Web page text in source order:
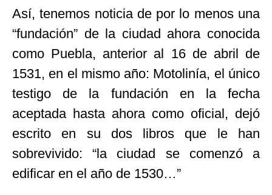
Así, tenemos noticia de por lo menos una
“fundación” de la ciudad ahora conocida
como Puebla, anterior al 16 de abril de
1531, en el mismo año: Motolinía, el único
testigo de la fundación en la fecha
aceptada hasta ahora como oficial, dejó
escrito en su dos libros que le han
sobrevivido: “la ciudad se comenzó a
edificar en el año de 1530…”